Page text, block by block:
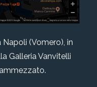
(Vomero), in
Galleria Vanvitelli